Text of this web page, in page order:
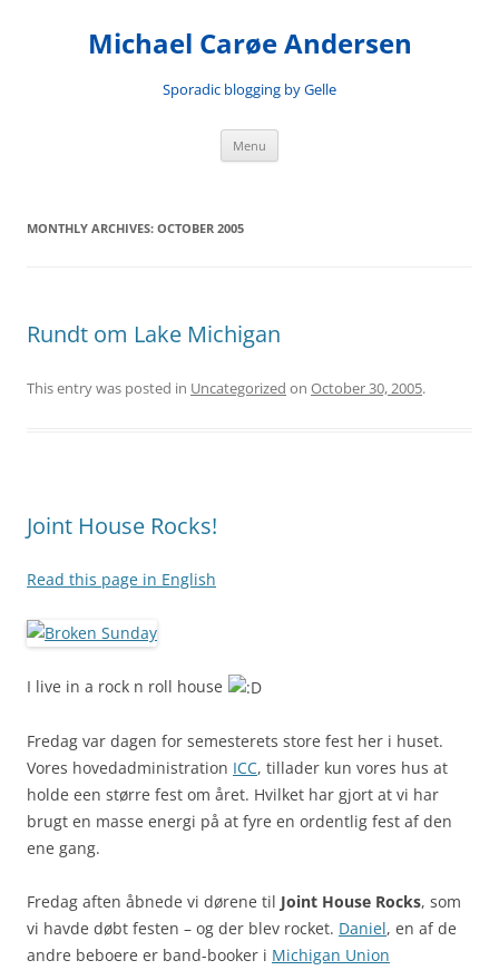
Michael Carøe Andersen
Sporadic blogging by Gelle
Menu
MONTHLY ARCHIVES: OCTOBER 2005
Rundt om Lake Michigan
This entry was posted in Uncategorized on October 30, 2005.
Joint House Rocks!
Read this page in English
I live in a rock n roll house
Fredag var dagen for semesterets store fest her i huset.
Vores hovedadministration ICC, tillader kun vores hus at
holde een større fest om året. Hvilket har gjort at vi har
brugt en masse energi på at fyre en ordentlig fest af den
ene gang.
Fredag aften åbnede vi dørene til Joint House Rocks, som
vi havde døbt festen – og der blev rocket. Daniel, en af de
andre beboere er band-booker i Michigan Union